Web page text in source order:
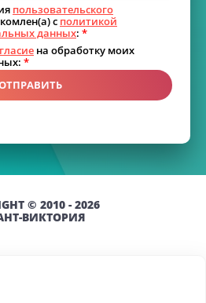
пользовательского
с политикой
данных: *
на обработку моих
*
© 2010 - 2026
ВИКТОРИЯ